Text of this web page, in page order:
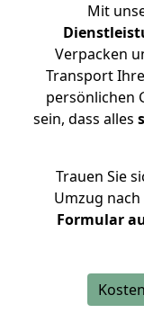
Mit
Verpacken
Transport
persönlichen
sein, dass alles
Trauen Sie
Umzug
Formular